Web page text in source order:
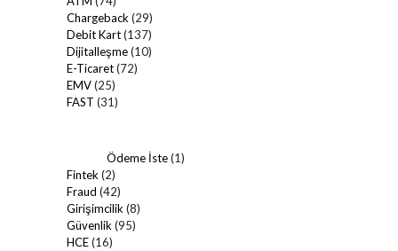
Chargeback (29)
Debit Kart(137)
Dijitalleşme(10)
E-Ticaret(72)
EMV(25)
FAST (31)
Ödeme İste(1)
Fintek (2)
Fraud (42)
Girişimcilik (8)
Güvenlik (95)
HCE(16)